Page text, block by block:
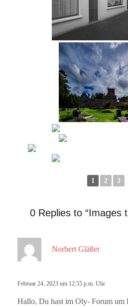
1 2 3
0 Replies to “Images
Norbert Gläßer
t
Februar 24, 2023 um 12:55 p.m. Uhr
Hallo, Du hast im Oly- Forum um